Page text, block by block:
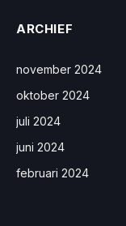
ARCHIEF
november 2024
oktober 2024
juli 2024
juni 2024
februari 2024